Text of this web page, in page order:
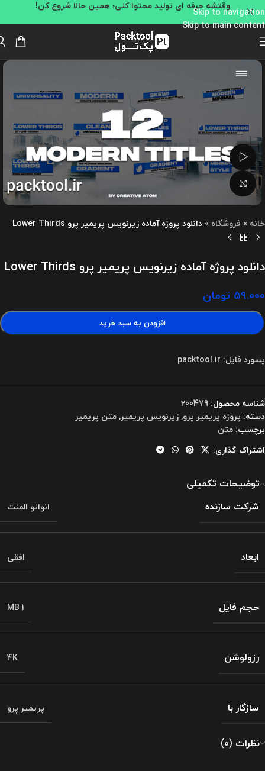
Skip to navigation
Skip to main content
وقتشه حرفه ای تولید محتوا کنی؛ همین حالا شروع کن!
تماشای ویدئو
بزرگنمایی تصویر
خانه » فروشگاه » دانلود پروژه آماده زیرنویس پریمیر پرو Lower Thirds
دانلود پروژه آماده زیرنویس پریمیر پرو Lower Thirds
۵۹.۰۰۰ تومان
افزودن به سبد خرید
پسورد فایل: packtool.ir
شناسه محصول: 200479
دسته: پروژه پریمیر پرو,زیرنویس پریمیر,متن پریمیر
برچسب: متن
اشتراک گذاری:
توضیحات تکمیلی
شرکت سازنده
انواتو المنت
ابعاد افقی
حجم فایل 1 MB
رزولوشن 4K
سازگار با پریمیر پرو
نظرات (0)